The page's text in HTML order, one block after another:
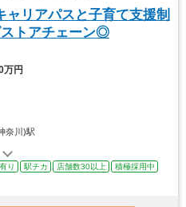
ャリアパスと子育て支援制
ストアチェーン◎
万円
奈川)駅
り 駅チカ 店舗数30以上
積極採用中